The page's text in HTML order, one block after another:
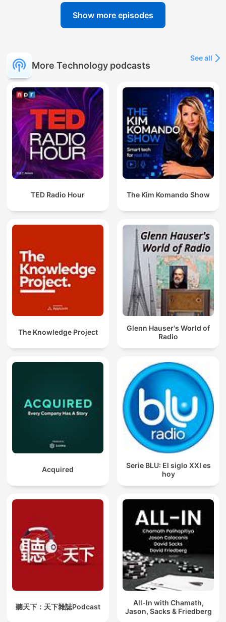
Show more episodes
More Technology podcasts
See all
TED Radio Hour The Kim Komando Show
The Knowledge Project
Glenn Hauser's World of
Radio
Acquired
Serie BLU: El siglo XXI es
hoy
聽天下：天下雜誌Podcast
All-In with Chamath,
Jason, Sacks & Friedberg